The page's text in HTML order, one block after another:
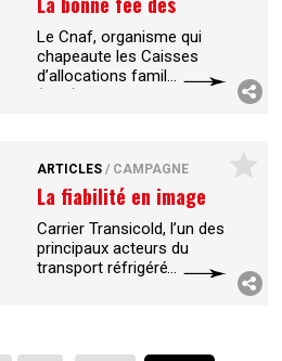
familles
Le Cnaf, organisme qui
chapeaute les Caisses
d’allocations familiales
(CAF), a pris la parole à la
ARTICLES/ CAMPAGNE
La fiabilité en image
Carrier Transicold, l’un des
principaux acteurs du
transport réfrigéré, a mis